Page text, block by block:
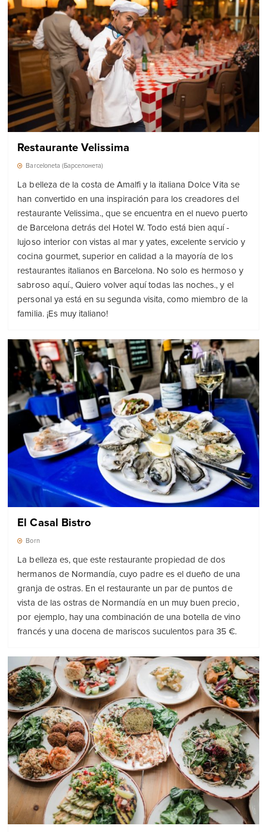
Restaurante Velissima
Barceloneta (Барселонета)
La belleza de la costa de Amalfi y la italiana Dolce Vita se
han convertido en una inspiración para los creadores del
restaurante Velissima., que se encuentra en el nuevo puerto
de Barcelona detrás del Hotel W. Todo está bien aquí -
lujoso interior con vistas al mar y yates, excelente servicio y
cocina gourmet, superior en calidad a la mayoría de los
restaurantes italianos en Barcelona. No solo es hermoso y
sabroso aquí., Quiero volver aquí todas las noches., y el
personal ya está en su segunda visita, como miembro de la
familia. ¡Es muy italiano!
El Casal Bistro
Born
La belleza es, que este restaurante propiedad de dos
hermanos de Normandía, cuyo padre es el dueño de una
granja de ostras. En el restaurante un par de puntos de
vista de las ostras de Normandía en un muy buen precio,
por ejemplo, hay una combinación de una botella de vino
francés y una docena de mariscos suculentos para 35 €.